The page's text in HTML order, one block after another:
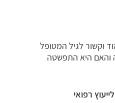
וקשור לגיל המטופל
והאם היא התפשטה
רפואי